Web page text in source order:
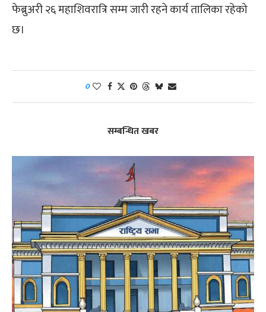
फेब्रुअरी २६ महाशिवरात्रि सम्म जारी रहने कार्य तालिका रहेको
छ।
0
सम्बन्धित खबर